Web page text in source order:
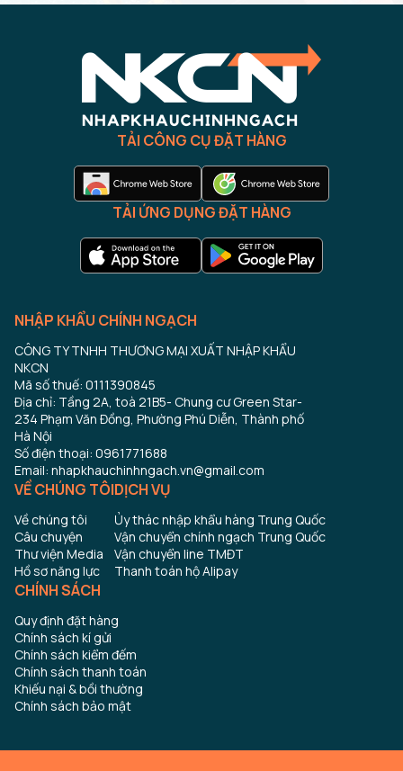
TẢI CÔNG CỤ ĐẶT HÀNG
TẢI ỨNG DỤNG ĐẶT HÀNG
NHẬP KHẨU CHÍNH NGẠCH
CÔNG TY TNHH THƯƠNG MẠI XUẤT NHẬP KHẨU
NKCN
Mã số thuế: 0111390845
Địa chỉ: Tầng 2A, toà 21B5- Chung cư Green Star-
234 Phạm Văn Đồng, Phường Phú Diễn, Thành phố
Hà Nội
Số điện thoại: 0961771688
Email: nhapkhauchinhngach.vn@gmail.com
VỀ CHÚNG TÔI
Về chúng tôi
Câu chuyện
Thư viện Media
Hồ sơ năng lực
DỊCH VỤ
Ủy thác nhập khẩu hàng Trung Quốc
Vận chuyển chính ngạch Trung Quốc
Vận chuyển line TMĐT
Thanh toán hộ Alipay
CHÍNH SÁCH
Quy định đặt hàng
Chính sách kí gửi
Chính sách kiểm đếm
Chính sách thanh toán
Khiếu nại & bồi thường
Chính sách bảo mật